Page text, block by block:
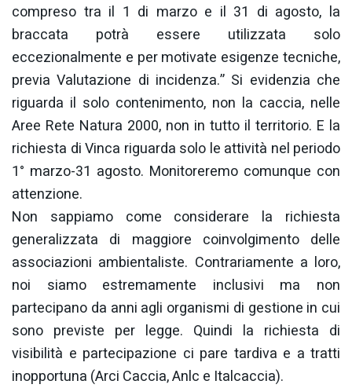
compreso tra il 1 di marzo e il 31 di agosto, la
braccata potrà essere utilizzata solo
eccezionalmente e per motivate esigenze tecniche,
previa Valutazione di incidenza.” Si evidenzia che
riguarda il solo contenimento, non la caccia, nelle
Aree Rete Natura 2000, non in tutto il territorio. E la
richiesta di Vinca riguarda solo le attività nel periodo
1° marzo-31 agosto. Monitoreremo comunque con
attenzione.
Non sappiamo come considerare la richiesta
generalizzata di maggiore coinvolgimento delle
associazioni ambientaliste. Contrariamente a loro,
noi siamo estremamente inclusivi ma non
partecipano da anni agli organismi di gestione in cui
sono previste per legge. Quindi la richiesta di
visibilità e partecipazione ci pare tardiva e a tratti
inopportuna (Arci Caccia, Anlc e Italcaccia).